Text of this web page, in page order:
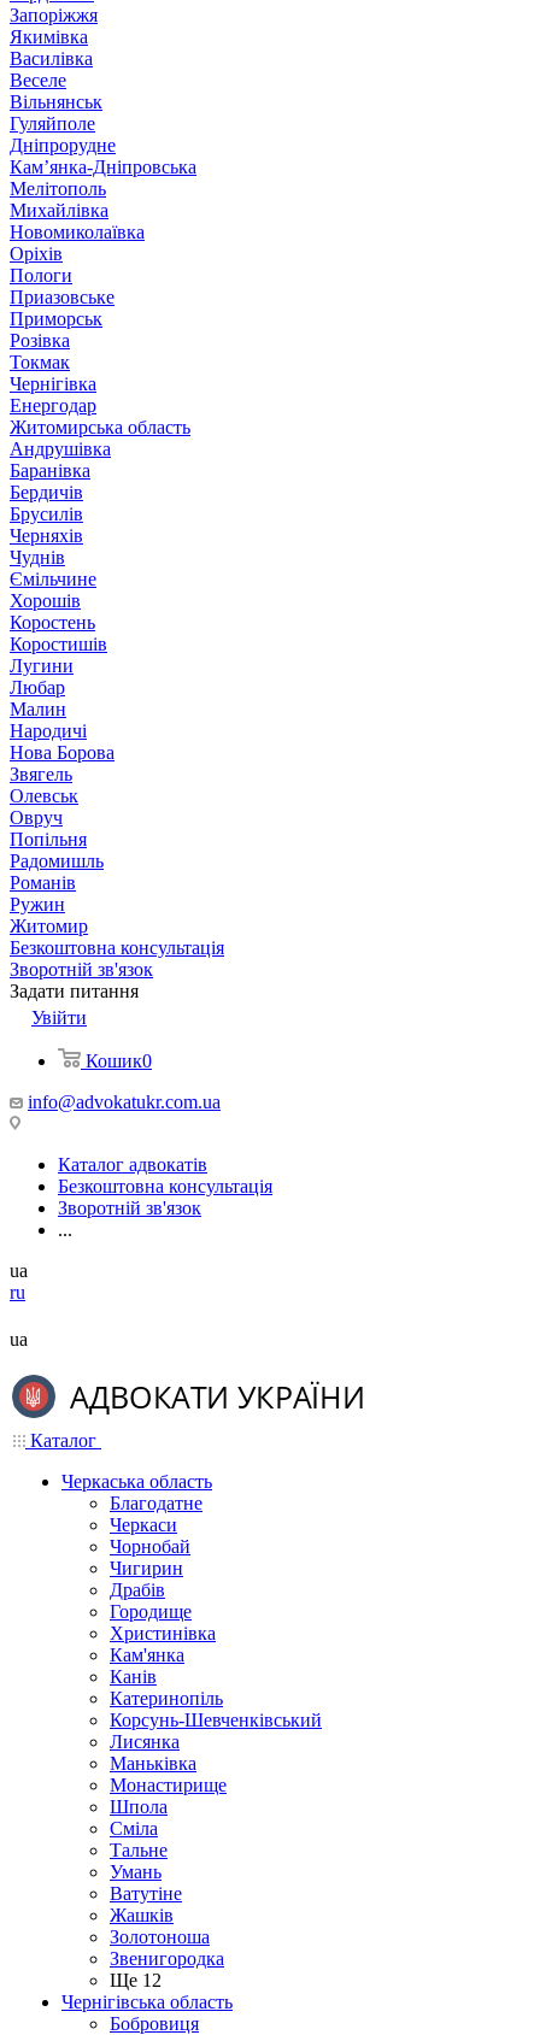
Запоріжжя
Якимівка
Василівка
Веселе
Вільнянськ
Гуляйполе
Дніпрорудне
Кам’янка-Дніпровська
Мелітополь
Михайлівка
Новомиколаївка
Оріхів
Пологи
Приазовське
Приморськ
Розівка
Токмак
Чернігівка
Енергодар
Житомирська область
Андрушівка
Баранівка
Бердичів
Брусилів
Черняхів
Чуднів
Ємільчине
Хорошів
Коростень
Коростишів
Лугини
Любар
Малин
Народичі
Нова Борова
Звягель
Олевськ
Овруч
Попільня
Радомишль
Романів
Ружин
Житомир
Безкоштовна консультація
Зворотній зв'язок
Задати питання
Увійти
Кошик0
info@advokatukr.com.ua
Каталог адвокатів
Безкоштовна консультація
Зворотній зв'язок
...
ua
ru
ua
Каталог
Черкаська область
Благодатне
Черкаси
Чорнобай
Чигирин
Драбів
Городище
Христинівка
Кам'янка
Канів
Катеринопіль
Корсунь-Шевченківський
Лисянка
Маньківка
Монастирище
Шпола
Сміла
Тальне
Умань
Ватутіне
Жашків
Золотоноша
Звенигородка
Ще 12
Чернігівська область
Бобровиця